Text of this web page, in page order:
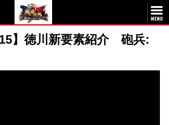
】徳川新要素紹介 砲兵: